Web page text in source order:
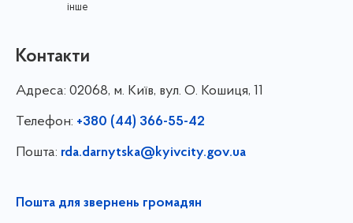
інше
Контакти
Адреса: 02068, м. Київ, вул. О. Кошиця, 11
Телефон: +380 (44) 366-55-42
Пошта: rda.darnytska@kyivcity.gov.ua
Пошта для звернень громадян